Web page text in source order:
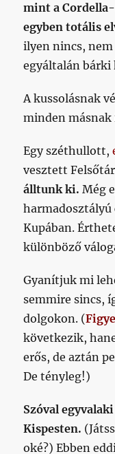
mint a Cordella-
egyben totális
ilyen nincs,
egyáltalán
A kussolásnak
minden másnak
Egy széthullott,
vesztett
álltunk ki.Még
harmadosztályú
Kupában.
különböző
Gyanítjuk mi
semmire sincs,
dolgokon. (
következik,
erős, de aztán
De tényleg!)
Szóval
Kispesten.
oké?) Ebben